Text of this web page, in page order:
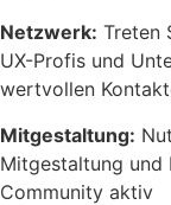
Netzwerk: Treten
UX-Profis und
wertvollen
Mitgestaltung:
Mitgestaltung und
Community aktiv